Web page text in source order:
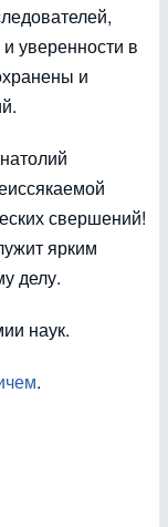
уверенности в
и
свершений!
ярким
делу.
наук.
.